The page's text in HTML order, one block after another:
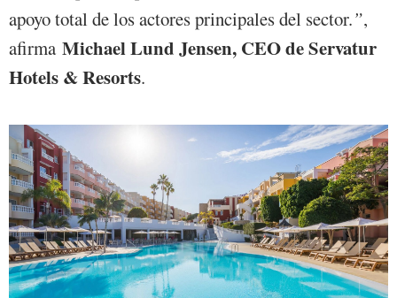
apoyo total de los actores principales del sector.”,
afirma Michael Lund Jensen, CEO de Servatur
Hotels & Resorts.